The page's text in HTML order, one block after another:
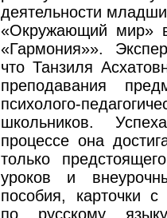
деятельности
«Окружающий мир»
«Гармония»».
что Танзиля
преподавания
психолого-
школьников.
процессе она
только
уроков и
пособия, карточки
по русскому